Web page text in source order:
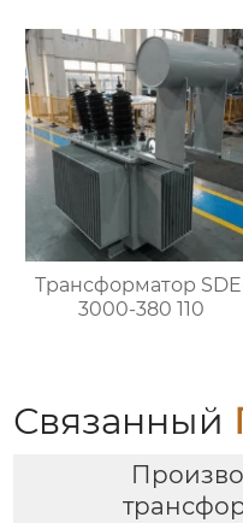
Трансформатор
3000-380 110
Связанный